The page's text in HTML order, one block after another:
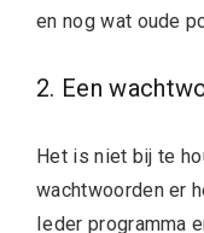
en nog wat oude
2. Een
Het is niet bij te
wachtwoorden er
Ieder programma